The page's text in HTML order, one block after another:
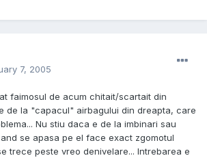
7, 2005
faimosul de acum chitait/scartait din
de la "capacul" airbagului din dreapta, care
Nu stiu daca e de la imbinari sau
se apasa pe el face exact zgomotul
trece peste vreo denivelare... Intrebarea e